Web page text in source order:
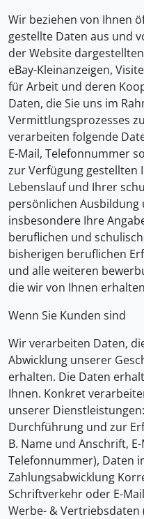
Wir beziehen von Ihnen
gestellte Daten aus und
der Website
eBay-Kleinanzeigen,
für Arbeit und deren
Daten, die Sie uns im
Vermittlungsprozesses
verarbeiten folgende
E-Mail, Telefonnummer
zur Verfügung gestellten
Lebenslauf und Ihrer
persönlichen Ausbildung
insbesondere Ihre
beruflichen und
bisherigen beruflichen
und alle weiteren
die wir von Ihnen
Wenn Sie Kunden sind
Wir verarbeiten Daten,
Abwicklung unserer
erhalten. Die Daten
Ihnen. Konkret
unserer
Durchführung und zur
B. Name und Anschrift,
Telefonnummer), Daten
Zahlungsabwicklung
Schriftverkehr oder E-
Werbe- & Vertriebsdaten